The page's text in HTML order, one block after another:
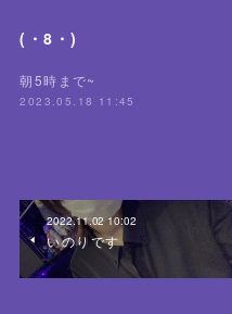
(・8・)
朝5時まで~
2023.05.18 11:45
2022.11.02 10:02
いのりです